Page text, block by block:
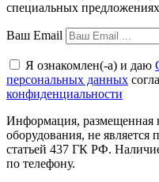
специальных
Ваш Email
Я ознакомлен(-а) и даю
персональных данных
конфиденциальности
Информация, размещенная
оборудования, не
статьей 437 ГК РФ.
по телефону.